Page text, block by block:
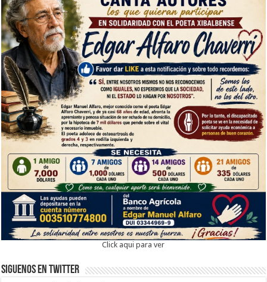
Click aqui para ver
Siguenos en twitter